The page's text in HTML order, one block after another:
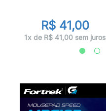
R$ 41,00
1x de R$ 41,00 sem juros